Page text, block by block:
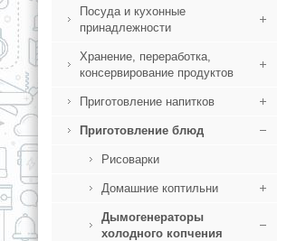
Посуда и кухонные
принадлежности
Хранение, переработка,
консервирование продуктов
Приготовление напитков
Приготовление блюд
Рисоварки
Домашние коптильни
Дымогенераторы
холодного копчения